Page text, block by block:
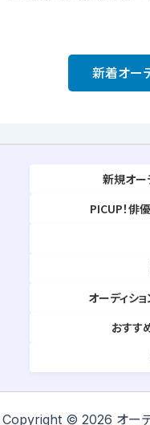
新着オー
新規オー
PICUP！俳
オーディシ
おすす
Copyright © 2026 オーデ